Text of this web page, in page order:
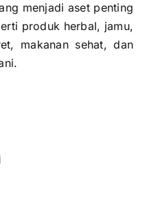
menjadi aset penting
produk herbal, jamu,
makanan sehat, dan